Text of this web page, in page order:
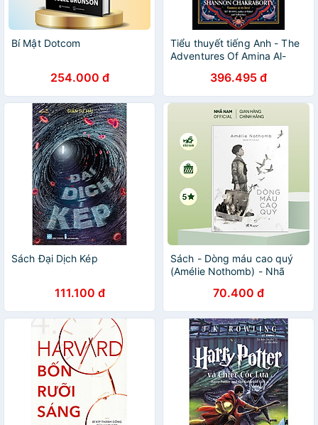
Bí Mật Dotcom
254.000 đ
Tiểu thuyết tiếng Anh - The
Adventures Of Amina Al-
396.495 đ
Sách Đại Dịch Kép
111.100 đ
Sách - Dòng máu cao quý
(Amélie Nothomb) - Nhã
70.400 đ